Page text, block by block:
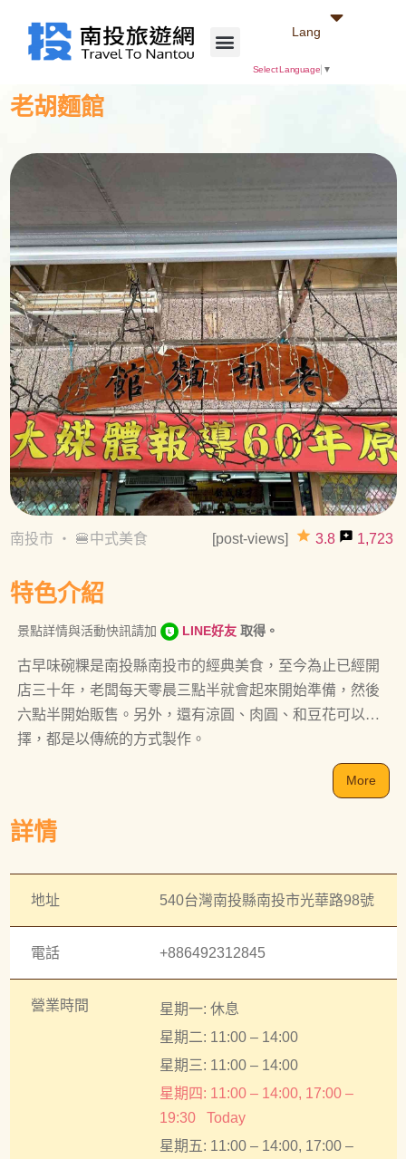
Lang
Select Language ▼
老胡麵館
南投市 ・ 🍔中式美食 [post-views] grade 3.8 reviews 1,723
特色介紹
景點詳情與活動快訊請加 LINE好友 取得。
古早味碗粿是南投縣南投市的經典美食，至今為止已經開
店三十年，老闆每天零晨三點半就會起來開始準備，然後
六點半開始販售。另外，還有涼圓、肉圓、和豆花可以選
擇，都是以傳統的方式製作。
More
詳情
地址 540台灣南投縣南投市光華路98號
電話 +886492312845
營業時間
星期一: 休息
星期二: 11:00 – 14:00
星期三: 11:00 – 14:00
星期四: 11:00 – 14:00, 17:00 –
19:30
Today
星期五: 11:00 – 14:00, 17:00 –